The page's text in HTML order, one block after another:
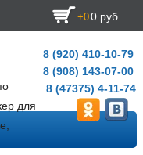
+00 руб.
для
8 (920) 410-10-79
8 (908) 143-07-00
8 (47375) 4-11-74